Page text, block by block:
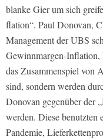
blanke Gier um sich
flation“. Paul Donovan,
Management der UBS
Gewinnmargen-Inflation,
das Zusammenspiel von
sind, sondern werden
Donovan gegenüber der
werden. Diese benutzten
Pandemie,